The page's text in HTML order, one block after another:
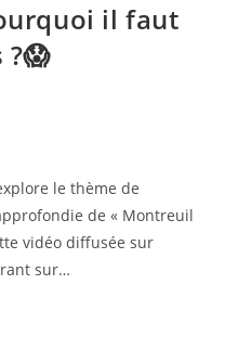
il faut
le thème de
de « Montreuil
vidéo diffusée sur
sur…